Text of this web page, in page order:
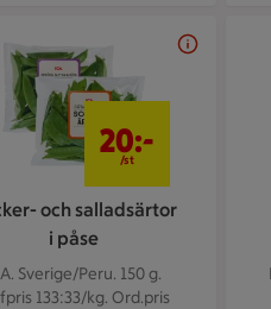
och salladsärtor
i påse
Sverige/Peru. 150 g.
133:33/kg. Ord.pris
20:-
/st